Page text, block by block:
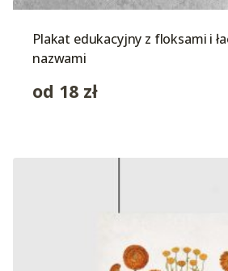
Plakat edukacyjny z floksami i
nazwami
od 18 zł